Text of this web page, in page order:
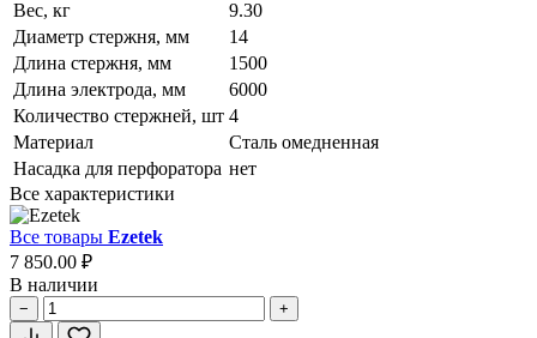
Вес, кг
9.30
Диаметр стержня, мм
14
Длина стержня, мм
1500
Длина электрода, мм
6000
Количество стержней, шт 4
Материал
Сталь омедненная
Насадка для перфоратора нет
Все характеристики
Все товары Ezetek
7 850.00 ₽
В наличии
− +